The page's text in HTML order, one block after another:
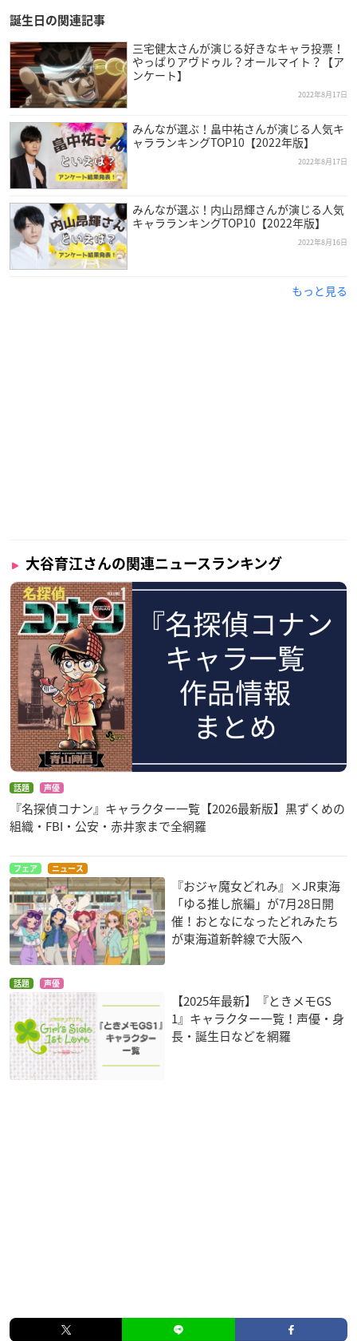
大谷育江さんは東京都出身でマウスプロモーションに所属して
おり、今年で57歳を迎えます。
スプロモーション）付属養成所の入所オーディションを受け声
誕生日の関連記事
三宅健太さんが演じる好きなキャラ投票！
やっぱりアヴドゥル？オールマイト？【ア
ンケート】
2022年8月17日
みんなが選ぶ！畠中祐さんが演じる人気キ
ャラランキングTOP10【2022年版】
2022年8月17日
みんなが選ぶ！内山昂輝さんが演じる人気
キャラランキングTOP10【2022年版】
2022年8月16日
もっと見る
大谷育江さんの関連ニュースランキング
話題 声優
『名探偵コナン』キャラクター一覧【2026最新版】黒ずくめの
組織・FBI・公安・赤井家まで全網羅
フェア ニュース
『おジャ魔女どれみ』×JR東海
「ゆる推し旅編」が7月28日開
催！おとなになったどれみたち
が東海道新幹線で大阪へ
話題 声優
【2025年最新】『ときメモGS
1』キャラクター一覧！声優・身
長・誕生日などを網羅